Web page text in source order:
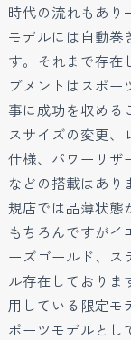
時代の流れもあり
モデルには自動巻
す。それまで存在
ブメントはスポ
事に成功を収める
スサイズの変更、
仕様、パワーリザ
などの搭載はあり
規店では品薄状態
もちろんですがイ
ーズゴールド、ス
ル存在しておりま
用している限定モ
ポーツモデルとし